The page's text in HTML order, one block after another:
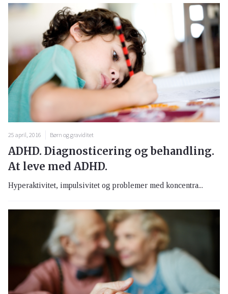
25 april, 2016 Børn og graviditet
ADHD. Diagnosticering og behandling.
At leve med ADHD.
Hyperaktivitet, impulsivitet og problemer med koncentra...